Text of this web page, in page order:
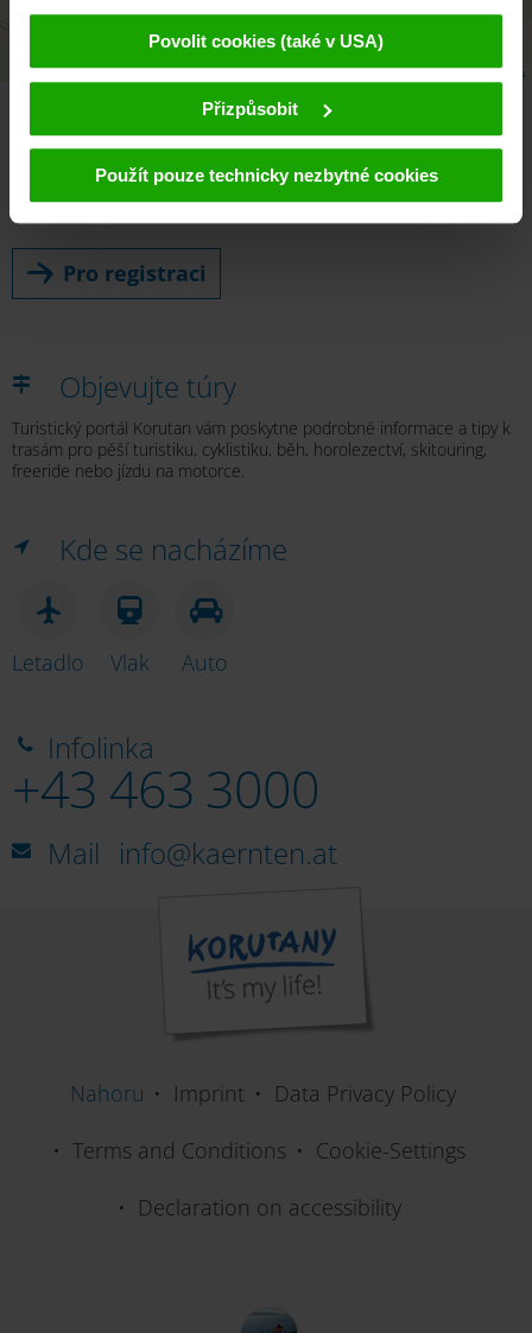
poskytovatelům třetích stran (např. Google, Meta) a že
proti tomu nejsou k dispozici žádné účinné právní
prostředky. Kliknutím na tlačítko "Přijmout cookies"
souhlasíte s tím, že cookies mohou být používány námi
a poskytovateli třetích stran (také v USA). Tyto údaje
Další podrobnosti týkající se cookies a případné pozdější
osobních údajů.
Povolit cookies (také v USA)
Přizpůsobit
Použít pouze technicky nezbytné cookies
Leaflet|© OpenMapTiles© OpenStreetMap contributors
Newsletter
Objednejte si náš bezplatný
eMagazin, korutanský newsletter!
Pro registraci
Objevujte túry
Turistický portál Korutan vám poskytne podrobné informace a tipy k
trasám pro pěší turistiku, cyklistiku, běh, horolezectví, skitouring,
freeride nebo jízdu na motorce.
Kde se nacházíme
Letadlo Vlak Auto
Infolinka
+43 463 3000
Mail info@kaernten.at
Nahoru Imprint
Data Privacy Policy
Terms and Conditions
Cookie-Settings
Declaration on accessibility